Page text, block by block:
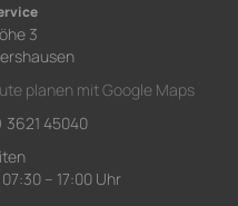
3
planen mit Google Maps
3621 45040
– 17:00 Uhr